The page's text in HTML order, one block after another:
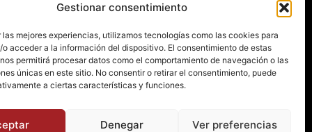
Gestionar consentimiento
las mejores experiencias, utilizamos tecnologías como las cookies para
o acceder a la información del dispositivo. El consentimiento de estas
permitirá procesar datos como el comportamiento de navegación o las
únicas en este sitio. No consentir o retirar el consentimiento, puede
a ciertas características y funciones.
Denegar Ver preferencias
+34 651 786 532
Trabaja con nosotros
Publicidad